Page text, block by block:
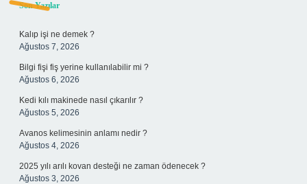
Sidebar
Son Yazılar
Kalıp işi ne demek ?
Ağustos 7, 2026
Bilgi fişi fiş yerine kullanılabilir mi ?
Ağustos 6, 2026
Kedi kılı makinede nasıl çıkarılır ?
Ağustos 5, 2026
Avanos kelimesinin anlamı nedir ?
Ağustos 4, 2026
2025 yılı arılı kovan desteği ne zaman ödenecek ?
Ağustos 3, 2026